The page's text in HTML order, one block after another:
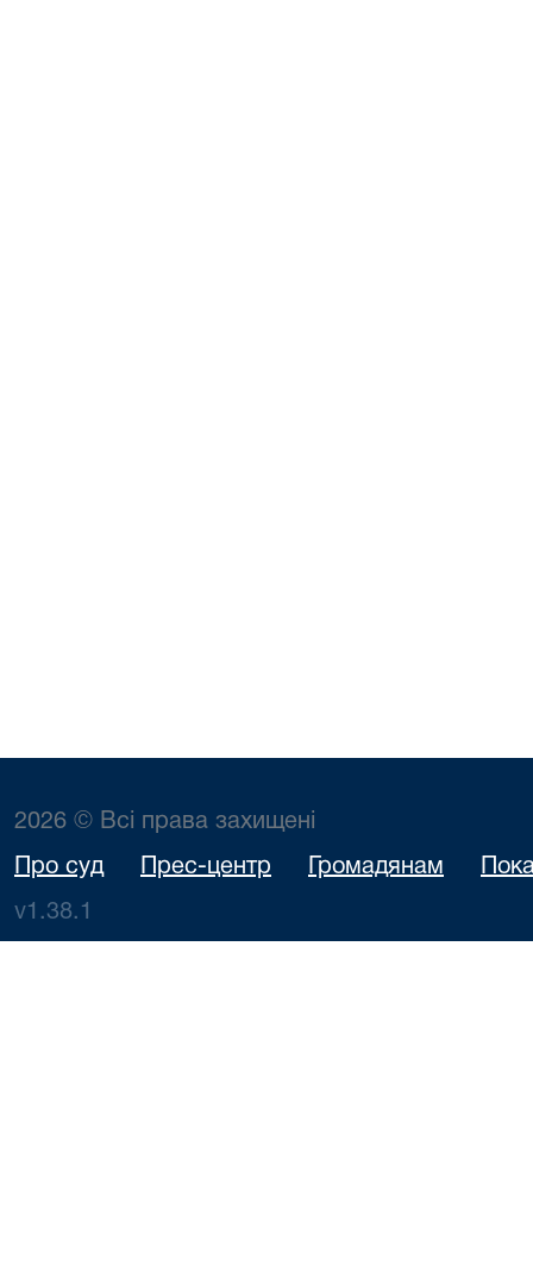
2026 © Всі права захищені
Про суд Прес-центр Громадянам
v1.38.1